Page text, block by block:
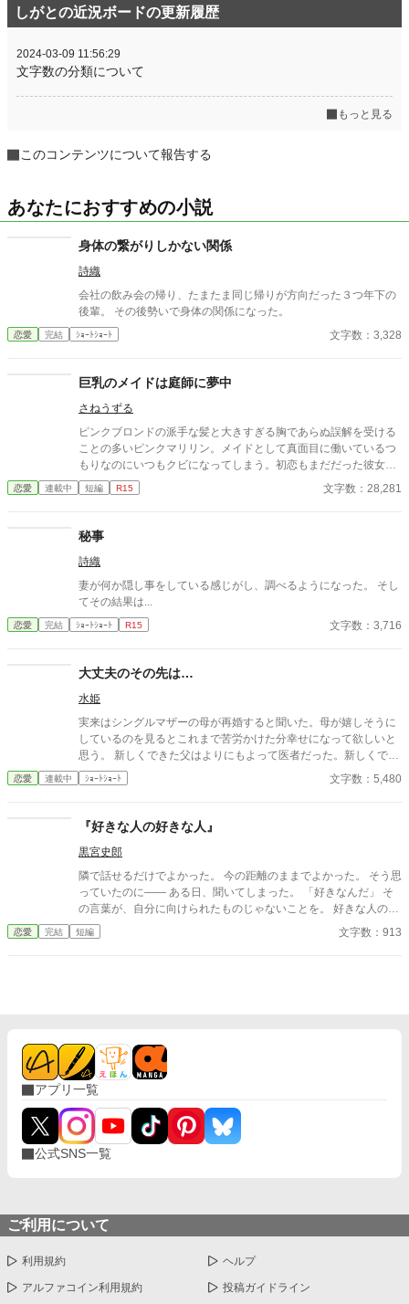
しがとの近況ボードの更新履歴
2024-03-09 11:56:29
文字数の分類について
もっと見る
このコンテンツについて報告する
あなたにおすすめの小説
身体の繋がりしかない関係
詩織
会社の飲み会の帰り、たまたま同じ帰りが方向だった３つ年下の
後輩。 その後勢いで身体の関係になった。
恋愛 完結 ｼｮｰﾄｼｮｰﾄ 文字数：3,328
巨乳のメイドは庭師に夢中
さねうずる
ピンクブロンドの派手な髪と大きすぎる胸であらぬ誤解を受ける
ことの多いピンクマリリン。メイドとして真面目に働いているつ
もりなのにいつもクビになってしまう。初恋もまだだった彼女が
やっとの思いで雇ってもらえたお屋敷にいたのは、大きくて無口
な庭師のエバンスさん。彼のことが気になる彼女は、、、、
恋愛 連載中 短編 R15 文字数：28,281
秘事
詩織
妻が何か隠し事をしている感じがし、調べるようになった。 そし
てその結果は...
恋愛 完結 ｼｮｰﾄｼｮｰﾄ R15 文字数：3,716
大丈夫のその先は…
水姫
実来はシングルマザーの母が再婚すると聞いた。母が嬉しそうに
しているのを見るとこれまで苦労かけた分幸せになって欲しいと
思う。 新しくできた父はよりにもよって医者だった。新しくでき
た兄たちも同様で…。 バレないように、バレないように。 「大丈
夫だよ」 すいません。ゆっくりお待ち下さい。m(_ _)m
恋愛 連載中 ｼｮｰﾄｼｮｰﾄ 文字数：5,480
『好きな人の好きな人』
黒宮史郎
隣で話せるだけでよかった。 今の距離のままでよかった。 そう思
っていたのに―― ある日、聞いてしまった。 「好きなんだ」 そ
の言葉が、自分に向けられたものじゃないことを。 好きな人の好
きな人が、自分じゃない。 苦しくて、切なくて、それでも離れら
れない。 これは、隣の席から始まった小さな恋の物語。
恋愛 完結 短編 文字数：913
アプリ一覧
公式SNS一覧
ご利用について
利用規約 ヘルプ
アルファコイン利用規約 投稿ガイドライン